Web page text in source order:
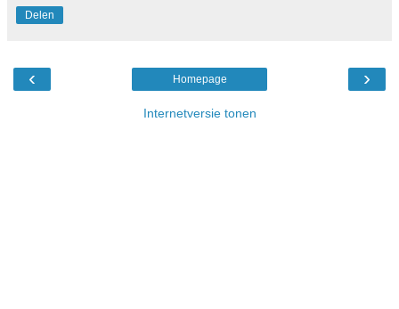
Delen
‹ ›
Homepage
Internetversie tonen